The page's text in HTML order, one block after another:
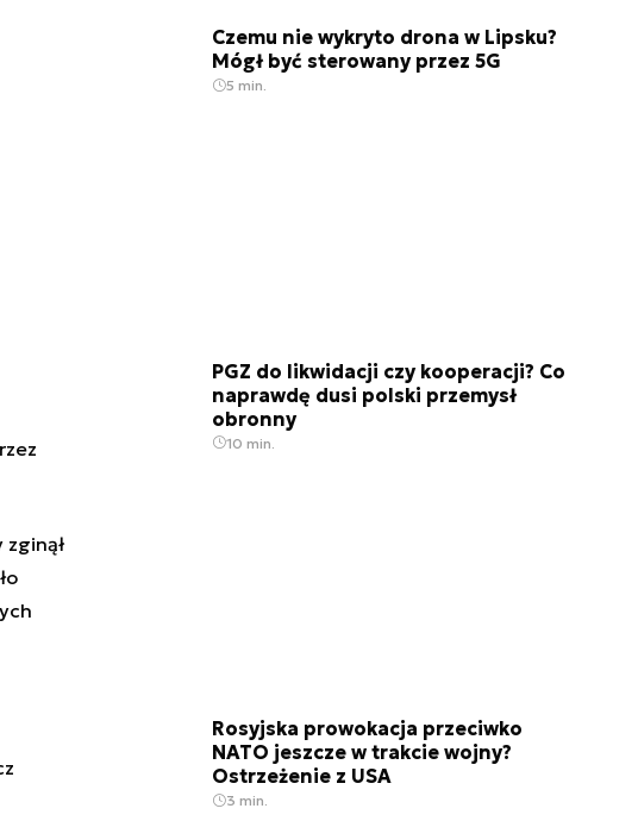
Czemu nie wykryto drona w Lipsku?
Mógł być sterowany przez 5G
5 min.
PGZ do likwidacji czy kooperacji? Co
naprawdę dusi polski przemysł
obronny
10 min.
Rosyjska prowokacja przeciwko
NATO jeszcze w trakcie wojny?
Ostrzeżenie z USA
3 min.